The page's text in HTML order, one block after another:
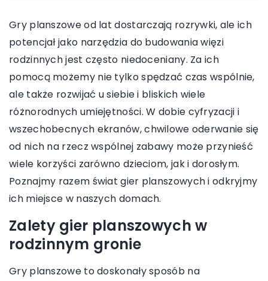
Gry planszowe od lat dostarczają rozrywki, ale ich
potencjał jako narzędzia do budowania więzi
rodzinnych jest często niedoceniany. Za ich
pomocą możemy nie tylko spędzać czas wspólnie,
ale także rozwijać u siebie i bliskich wiele
różnorodnych umiejętności. W dobie cyfryzacji i
wszechobecnych ekranów, chwilowe oderwanie się
od nich na rzecz wspólnej zabawy może przynieść
wiele korzyści zarówno dzieciom, jak i dorosłym.
Poznajmy razem świat gier planszowych i odkryjmy
ich miejsce w naszych domach.
Zalety gier planszowych w
rodzinnym gronie
Gry planszowe to doskonały sposób na